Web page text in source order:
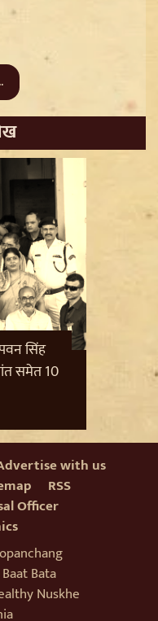
बढ़ी मुश्किलें,
में FIR की मांग
आरोपी प्रमोद
आरोपी की Assets की
सिंह
समेत 10
with us
RSS
Officer
Bata
Nuskhe